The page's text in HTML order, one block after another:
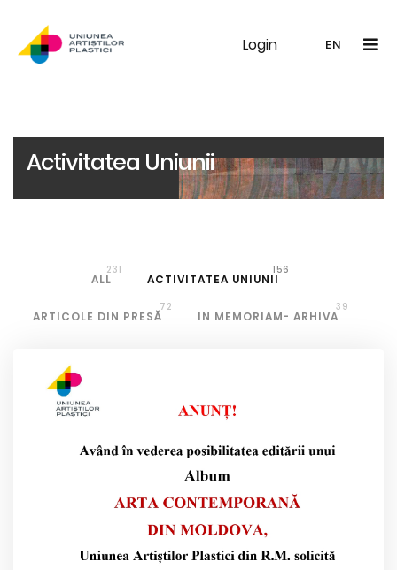
Login EN
UAP Galerie Noutăți
Activitatea Uniunii
ALL
231
ACTIVITATEA UNIUNII
156
ARTICOLE DIN PRESĂ
72
IN MEMORIAM- ARHIVA
39